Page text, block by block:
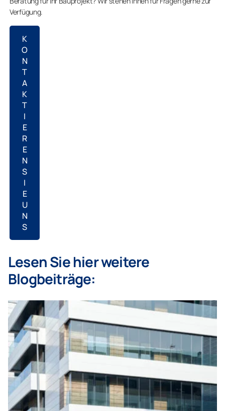
Verfügung.
K
O
N
T
A
K
T
I
E
R
E
N
S
I
E
U
N
S
Lesen Sie hier weitere
Blogbeiträge: